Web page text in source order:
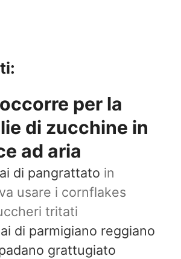
per la
di zucchine in
ad aria
di pangrattato in
usare i cornflakes
tritati
di parmigiano reggiano
grattugiato